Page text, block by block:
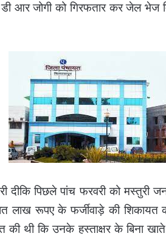
आर जोगी को गिरफतार कर जेल भेज
दीकि पिछले पांच फरवरी को मस्तुरी
लाख रूपए के फर्जीवाड़े की शिकायत
की थी कि उनके हस्ताक्षर के बिना